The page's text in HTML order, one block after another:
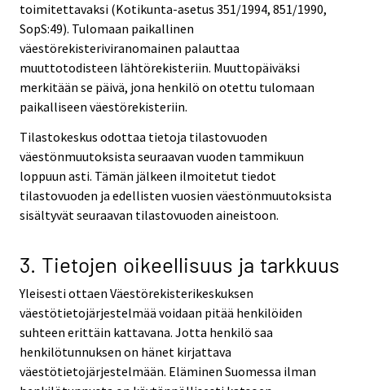
toimitettavaksi (Kotikunta-asetus 351/1994, 851/1990,
SopS:49). Tulomaan paikallinen
väestörekisteriviranomainen palauttaa
muuttotodisteen lähtörekisteriin. Muuttopäiväksi
merkitään se päivä, jona henkilö on otettu tulomaan
paikalliseen väestörekisteriin.
Tilastokeskus odottaa tietoja tilastovuoden
väestönmuutoksista seuraavan vuoden tammikuun
loppuun asti. Tämän jälkeen ilmoitetut tiedot
tilastovuoden ja edellisten vuosien väestönmuutoksista
sisältyvät seuraavan tilastovuoden aineistoon.
3. Tietojen oikeellisuus ja tarkkuus
Yleisesti ottaen Väestörekisterikeskuksen
väestötietojärjestelmää voidaan pitää henkilöiden
suhteen erittäin kattavana. Jotta henkilö saa
henkilötunnuksen on hänet kirjattava
väestötietojärjestelmään. Eläminen Suomessa ilman